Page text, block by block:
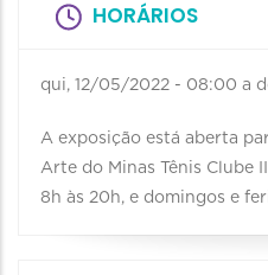
HORÁRIOS
qui, 12/05/2022 - 08:00 a
A exposição está aberta
Arte do Minas Tênis Clube
8h às 20h, e domingos e